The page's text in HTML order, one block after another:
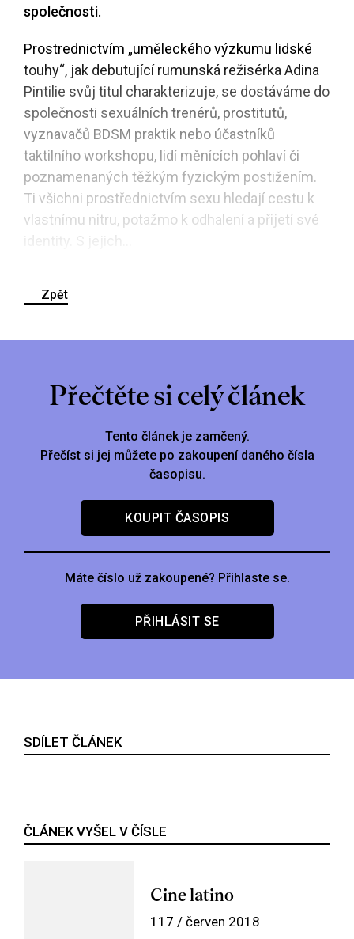
společnosti.
Prostrednictvím „uměleckého výzkumu lidské
touhy“, jak debutující rumunská režisérka Adina
Pintilie svůj titul charakterizuje, se dostáváme do
společnosti sexuálních trenérů, prostitutů,
vyznavačů BDSM praktik nebo účastníků
taktilního workshopu, lidí měnících pohlaví či
poznamenaných těžkým fyzickým postižením.
Ti všichni prostřednictvím sexu hledají cestu k
vlastnímu nitru, potažmo k odhalení a přijetí své
Zpět
Přečtěte si celý článek
Tento článek je zamčený.
Přečíst si jej můžete po zakoupení daného čísla
časopisu.
KOUPIT ČASOPIS
Máte číslo už zakoupené? Přihlaste se.
PŘIHLÁSIT SE
SDÍLET ČLÁNEK
ČLÁNEK VYŠEL V ČÍSLE
Cine latino
117 / červen 2018